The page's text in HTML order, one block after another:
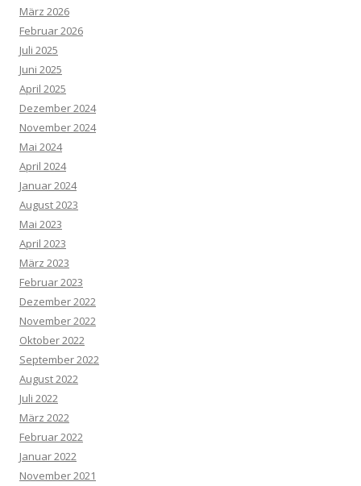
März 2026
Februar 2026
Juli 2025
Juni 2025
April 2025
Dezember 2024
November 2024
Mai 2024
April 2024
Januar 2024
August 2023
Mai 2023
April 2023
März 2023
Februar 2023
Dezember 2022
November 2022
Oktober 2022
September 2022
August 2022
Juli 2022
März 2022
Februar 2022
Januar 2022
November 2021